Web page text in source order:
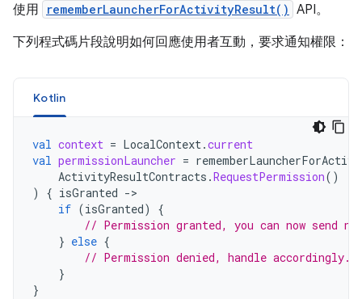
使用
rememberLauncherForActivityResult() API。
下列程式碼片段說明如何回應使用者互動，要求通知權限：
Kotlin
val context = LocalContext.current
val permissionLauncher =
ActivityResultContracts .RequestPermission()
)
{ isGranted -
if (isGranted)
{
// Permission granted, you can now send
} else {
// Permission denied, handle accordingly.
}
}